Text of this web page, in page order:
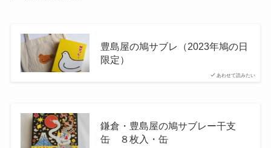
あわせて読みたい
豊島屋の鳩サブレ（2023年鳩の日
限定）
鎌倉・豊島屋の鳩サブレー干支
缶 ８枚入・缶